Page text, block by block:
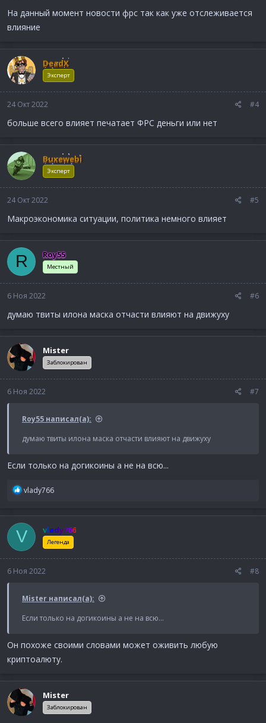
На данный момент новости фрс так как уже отслеживается
влияние
DeadX
Эксперт
24 Окт 2022 #4
больше всего влияет печатает ФРС деньги или нет
Buxewebi
Эксперт
24 Окт 2022 #5
Макроэкономика ситуации, политика немного влияет
R Roy55
Местный
6 Ноя 2022 #6
думаю твиты илона маска отчасти влияют на движуху
Mister
Заблокирован
6 Ноя 2022 #7
Roy55 написал(а):
думаю твиты илона маска отчасти влияют на движуху
Если только на догикоины а не на всю...
Р
к
ц
и
и
vlady766
V vlady766
Легенда
6 Ноя 2022 #8
Mister написал(а):
Если только на догикоины а не на всю...
Он похоже своими словами может оживить любую
криптоалюту.
Mister
Заблокирован